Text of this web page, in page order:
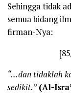
Sehingga tidak
semua bidang
firman-Nya:
“…dan tidaklah
sedikit.” (Al-